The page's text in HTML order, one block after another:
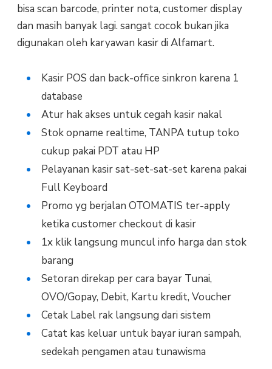
bisa scan barcode, printer nota, customer display
dan masih banyak lagi. sangat cocok bukan jika
digunakan oleh karyawan kasir di Alfamart.
Kasir POS dan back-office sinkron karena 1
database
Atur hak akses untuk cegah kasir nakal
Stok opname realtime, TANPA tutup toko
cukup pakai PDT atau HP
Pelayanan kasir sat-set-sat-set karena pakai
Full Keyboard
Promo yg berjalan OTOMATIS ter-apply
ketika customer checkout di kasir
1x klik langsung muncul info harga dan stok
barang
Setoran direkap per cara bayar Tunai,
OVO/Gopay, Debit, Kartu kredit, Voucher
Cetak Label rak langsung dari sistem
Catat kas keluar untuk bayar iuran sampah,
sedekah pengamen atau tunawisma